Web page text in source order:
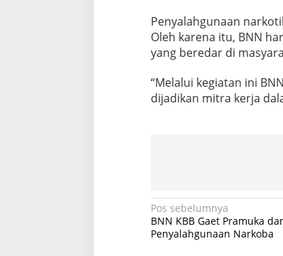
Penyalahgunaan
Oleh karena itu, BNN
yang beredar di
“Melalui kegiatan ini
dijadikan mitra kerja
N
a
Pos sebelumnya
BNN KBB Gaet Pramuka
Penyalahgunaan Narkoba